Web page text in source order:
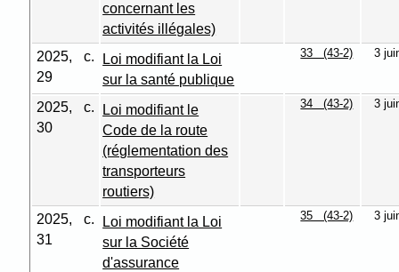
concernant les
activités illégales)
2025, c.
29
Loi modifiant la Loi
sur la santé publique
33 (43-2) 3
2025, c.
30
Loi modifiant le
Code de la route
(réglementation des
transporteurs
routiers)
34 (43-2) 3
2025, c.
31
Loi modifiant la Loi
sur la Société
d'assurance
35 (43-2) 3